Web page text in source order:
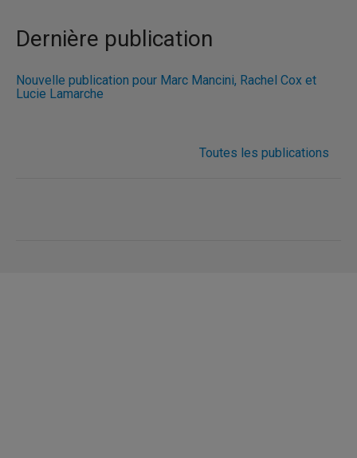
Dernière publication
Nouvelle publication pour Marc Mancini, Rachel Cox et
Lucie Lamarche
Toutes les publications